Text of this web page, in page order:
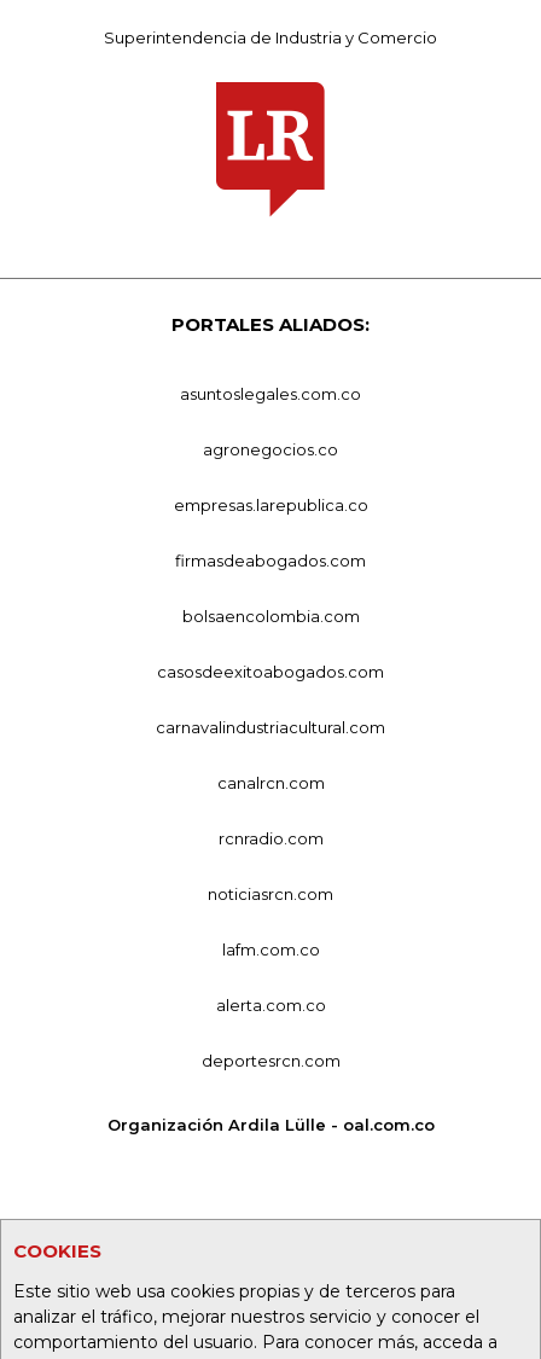
COOKIES
Este sitio web usa cookies propias y de terceros para
analizar el tráfico, mejorar nuestros servicio y conocer el
comportamiento del usuario. Para conocer más, acceda a
Superintendencia de Industria y Comercio
PORTALES ALIADOS:
asuntoslegales.com.co
agronegocios.co
empresas.larepublica.co
firmasdeabogados.com
bolsaencolombia.com
casosdeexitoabogados.com
carnavalindustriacultural.com
canalrcn.com
rcnradio.com
noticiasrcn.com
lafm.com.co
alerta.com.co
deportesrcn.com
Organización Ardila Lülle - oal.com.co